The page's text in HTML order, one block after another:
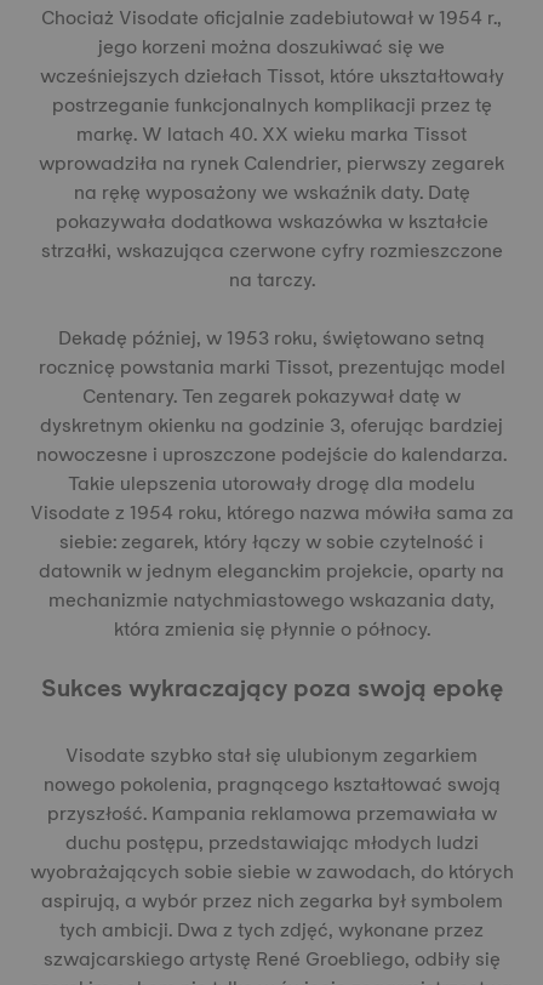
Chociaż Visodate oficjalnie zadebiutował w 1954 r.,
jego korzeni można doszukiwać się we
wcześniejszych dziełach Tissot, które ukształtowały
postrzeganie funkcjonalnych komplikacji przez tę
markę. W latach 40. XX wieku marka Tissot
wprowadziła na rynek Calendrier, pierwszy zegarek
na rękę wyposażony we wskaźnik daty. Datę
pokazywała dodatkowa wskazówka w kształcie
strzałki, wskazująca czerwone cyfry rozmieszczone
na tarczy.
Dekadę później, w 1953 roku, świętowano setną
rocznicę powstania marki Tissot, prezentując model
Centenary. Ten zegarek pokazywał datę w
dyskretnym okienku na godzinie 3, oferując bardziej
nowoczesne i uproszczone podejście do kalendarza.
Takie ulepszenia utorowały drogę dla modelu
Visodate z 1954 roku, którego nazwa mówiła sama za
siebie: zegarek, który łączy w sobie czytelność i
datownik w jednym eleganckim projekcie, oparty na
mechanizmie natychmiastowego wskazania daty,
która zmienia się płynnie o północy.
Sukces wykraczający poza swoją epokę
Visodate szybko stał się ulubionym zegarkiem
nowego pokolenia, pragnącego kształtować swoją
przyszłość. Kampania reklamowa przemawiała w
duchu postępu, przedstawiając młodych ludzi
wyobrażających sobie siebie w zawodach, do których
aspirują, a wybór przez nich zegarka był symbolem
tych ambicji. Dwa z tych zdjęć, wykonane przez
szwajcarskiego artystę René Groebliego, odbiły się